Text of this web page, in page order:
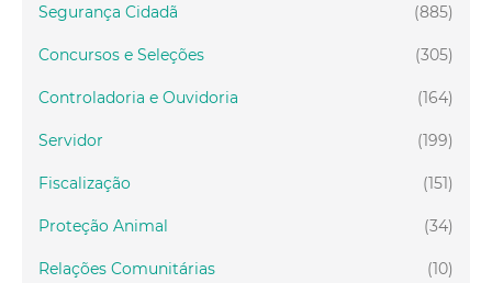
(885)
Segurança Cidadã
(305)
Concursos e Seleções
(164)
Controladoria e Ouvidoria
(199)
Servidor
(151)
Fiscalização
(34)
Proteção Animal
(10)
Relações Comunitárias